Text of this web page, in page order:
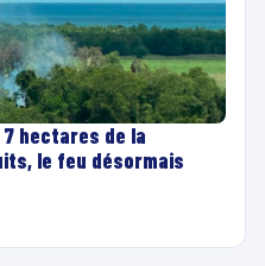
7 hectares de la
le feu désormais